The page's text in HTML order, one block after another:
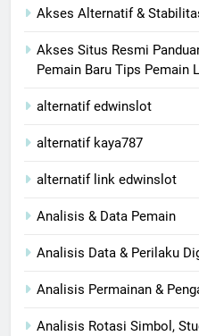
Akses Alternatif &
Akses Situs Resmi
Pemain Baru Tips Pemain
alternatif edwinslot
alternatif kaya787
alternatif link edwinslot
Analisis & Data Pemain
Analisis Data & Perilaku
Analisis Permainan &
Analisis Rotasi Simbol,